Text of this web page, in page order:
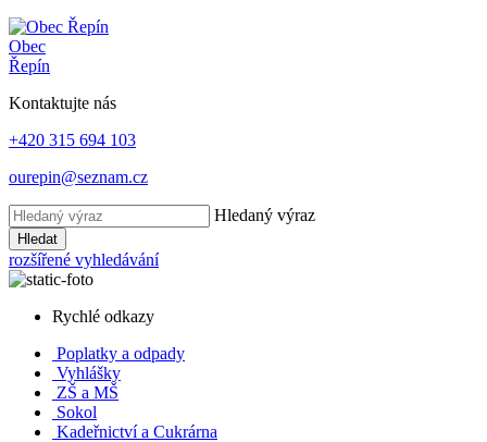
Obec
Řepín
Kontaktujte nás
+420 315 694 103
ourepin@seznam.cz
Hledaný výraz
Hledat
rozšířené vyhledávání
Rychlé odkazy
Poplatky a odpady
Vyhlášky
ZŠ a MŠ
Sokol
Kadeřnictví a Cukrárna